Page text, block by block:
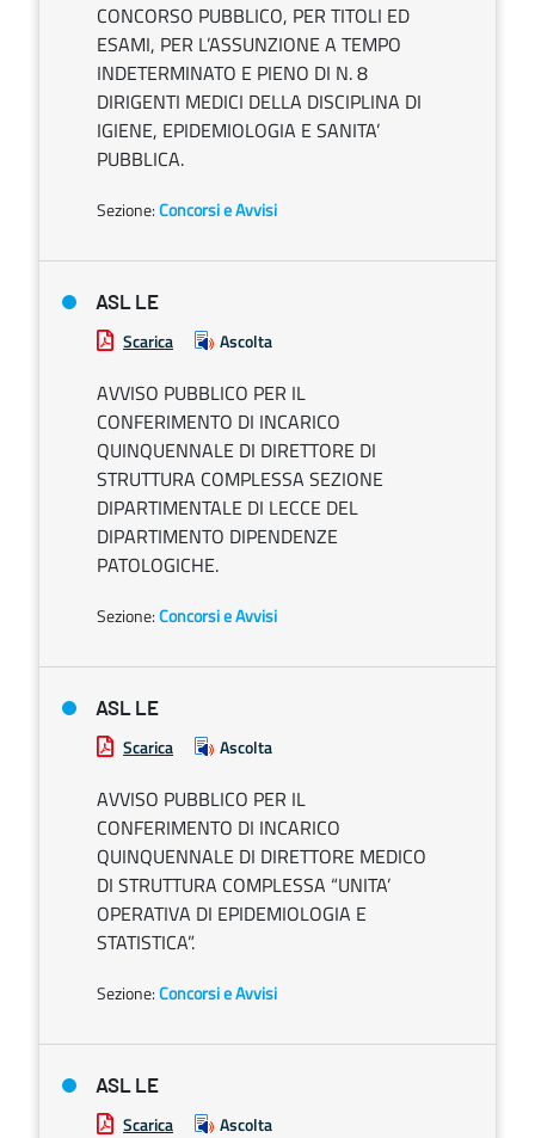
CONCORSO PUBBLICO, PER TITOLI ED
ESAMI, PER L’ASSUNZIONE A TEMPO
INDETERMINATO E PIENO DI N. 8
DIRIGENTI MEDICI DELLA DISCIPLINA DI
IGIENE, EPIDEMIOLOGIA E SANITA’
PUBBLICA.
Sezione:Concorsi e Avvisi
ASL LE
Scarica Ascolta
AVVISO PUBBLICO PER IL
CONFERIMENTO DI INCARICO
QUINQUENNALE DI DIRETTORE DI
STRUTTURA COMPLESSA SEZIONE
DIPARTIMENTALE DI LECCE DEL
DIPARTIMENTO DIPENDENZE
PATOLOGICHE.
Sezione:Concorsi e Avvisi
ASL LE
Scarica Ascolta
AVVISO PUBBLICO PER IL
CONFERIMENTO DI INCARICO
QUINQUENNALE DI DIRETTORE MEDICO
DI STRUTTURA COMPLESSA “UNITA’
OPERATIVA DI EPIDEMIOLOGIA E
STATISTICA”.
Sezione:Concorsi e Avvisi
ASL LE
Scarica Ascolta